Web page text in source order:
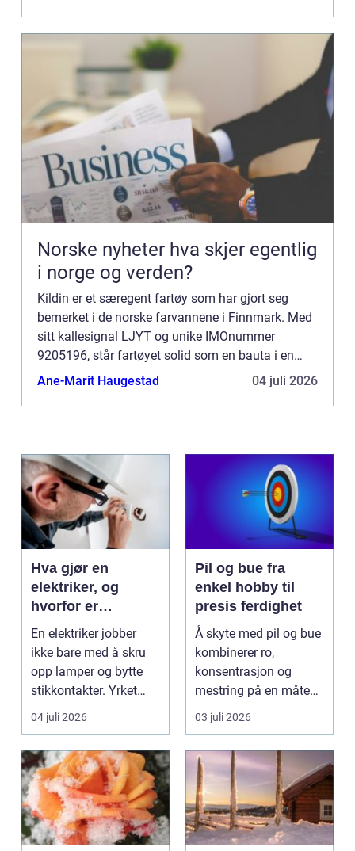
Norske nyheter hva skjer egentlig
i norge og verden?
Kildin er et særegent fartøy som har gjort seg
bemerket i de norske farvannene i Finnmark. Med
sitt kallesignal LJYT og unike IMOnummer
9205196, står fartøyet solid som en bauta i en
region hvor sjømatnæringen b...
Ane-Marit Haugestad 04 juli 2026
Hva gjør en
elektriker, og
hvorfor er
fagkunnskap så
viktig?
En elektriker jobber
ikke bare med å skru
opp lamper og bytte
stikkontakter. Yrket
handler om sikker...
04 juli 2026
Pil og bue fra
enkel hobby til
presis ferdighet
Å skyte med pil og bue
kombinerer ro,
konsentrasjon og
mestring på en måte
få andre aktiviteter
gjør...
03 juli 2026